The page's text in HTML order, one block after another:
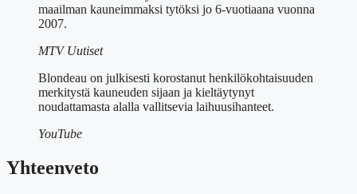
maailman kauneimmaksi tytöksi jo 6-vuotiaana vuonna
2007.
MTV Uutiset
Blondeau on julkisesti korostanut henkilökohtaisuuden
merkitystä kauneuden sijaan ja kieltäytynyt
noudattamasta alalla vallitsevia laihuusihanteet.
YouTube
Yhteenveto